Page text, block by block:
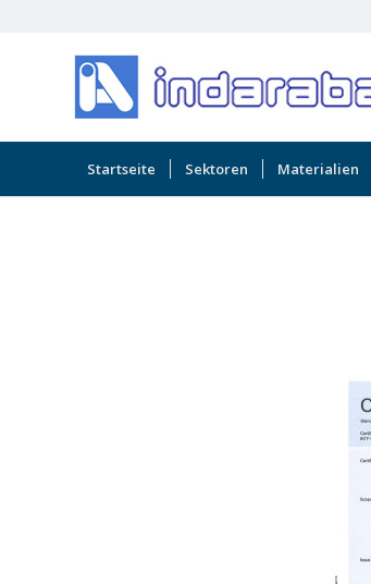
Startseite Sektoren Materialien